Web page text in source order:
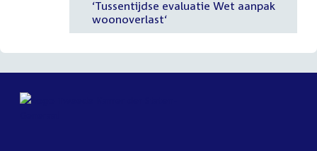
‘Tussentijdse evaluatie Wet aanpak
woonoverlast‘